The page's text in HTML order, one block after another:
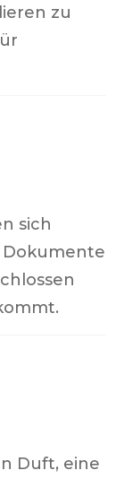
zu
sich
Dokumente
Duft, eine